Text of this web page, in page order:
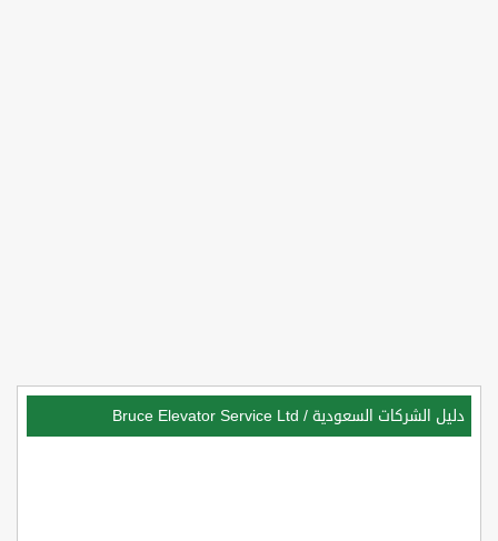
دليل الشركات السعودية /
Bruce Elevator Service Ltd